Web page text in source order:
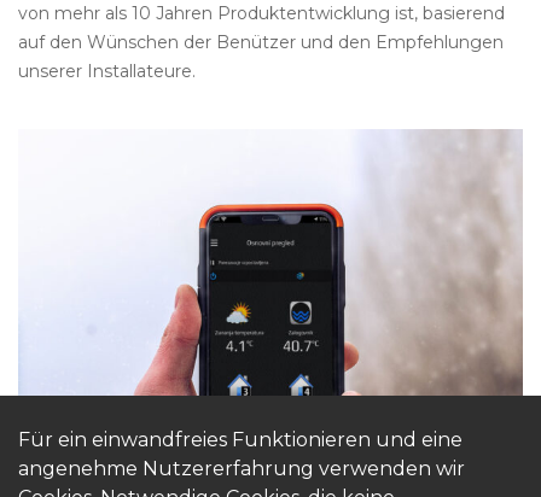
von mehr als 10 Jahren Produktentwicklung ist, basierend
auf den Wünschen der Benützer und den Empfehlungen
unserer Installateure.
Für ein einwandfreies Funktionieren und eine
angenehme Nutzererfahrung verwenden wir